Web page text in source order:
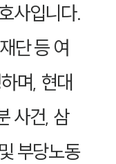
사입니다.
단 등 여
며, 현대
사건, 삼
부당노동